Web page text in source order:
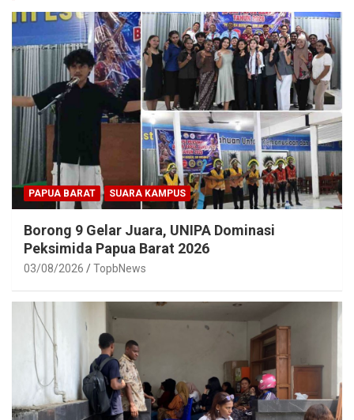
PAPUA BARAT SUARA KAMPUS
Borong 9 Gelar Juara, UNIPA Dominasi
Peksimida Papua Barat 2026
03/08/2026 TopbNews